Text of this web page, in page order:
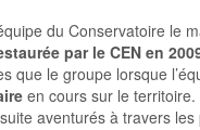
du Conservatoire le
par le CEN en
que le groupe lorsque
en cours sur le territoire.
aventurés à travers